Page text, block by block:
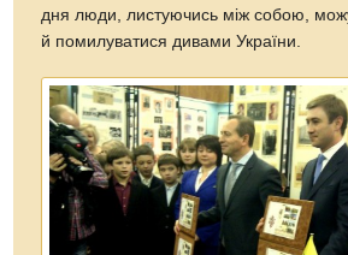
дня люди, листуючись між собою,
й помилуватися дивами України.